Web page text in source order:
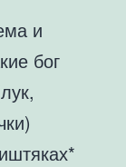
и
бог